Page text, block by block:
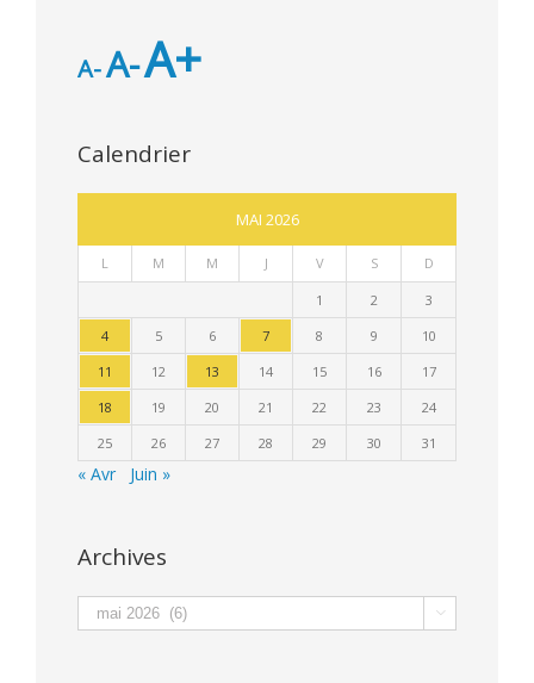
A-A-A+
Calendrier
MAI 2026
L M M J V S D
1 2
3
4
5 6 7 8 9
10
11
12 13 14 15 16
17
18
19 20 21 22 23
24
25
26 27 28 29 30 31
« Avr Juin »
Archives
Archives 